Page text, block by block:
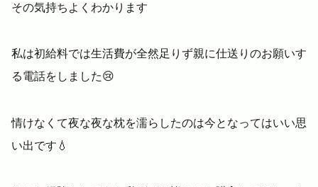
その気持ちよくわかります
私は初給料では生活費が全然足りず親に仕送りのお願いす
る電話をしました😢
情けなくて夜な夜な枕を濡らしたのは今となってはいい思
い出です💧